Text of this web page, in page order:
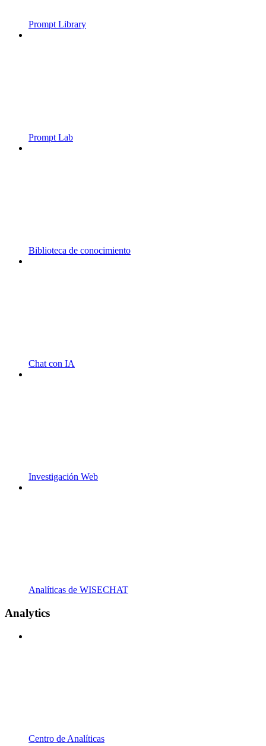
Prompt Library
Prompt Lab
Biblioteca de conocimiento
Chat con IA
Investigación Web
Analíticas de WISECHAT
Analytics
Centro de Analíticas